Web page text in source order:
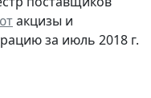
акцизы и
за июль 2018 г.